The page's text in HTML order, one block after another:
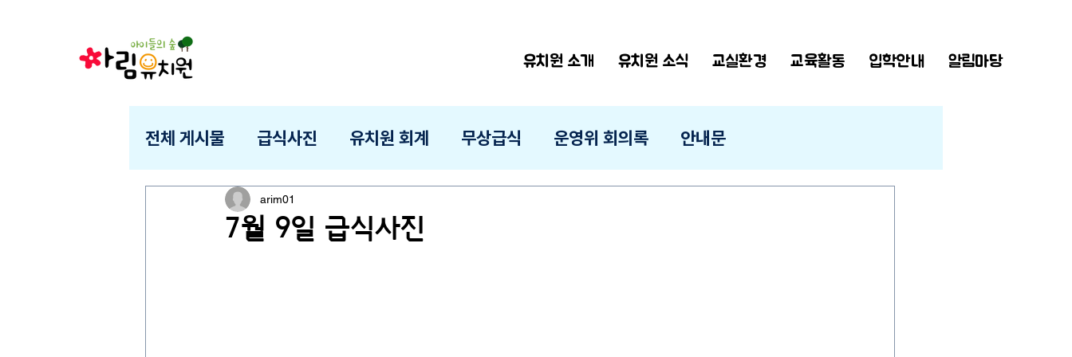
유치원 소개 유치원 소식 교실환경 교육활동 입학안내 알림마당
전체 게시물 급식사진 유치원 회계 무상급식 운영위 회의록 안내문
7월 9일 급식사진
arim01